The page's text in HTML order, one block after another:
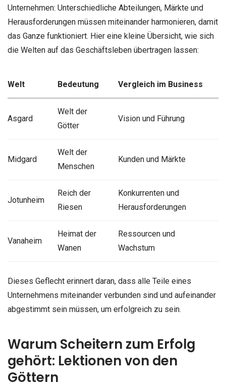
Unternehmen: Unterschiedliche Abteilungen, Märkte und
Herausforderungen müssen miteinander harmonieren, damit
das Ganze funktioniert. Hier eine kleine Übersicht, wie sich
die Welten auf das Geschäftsleben übertragen lassen:
Welt Bedeutung Vergleich im Business
Asgard
Welt der
Götter
Vision und Führung
Midgard
Welt der
Menschen
Kunden und Märkte
Jotunheim
Reich der
Riesen
Konkurrenten und
Herausforderungen
Vanaheim
Heimat der
Wanen
Ressourcen und
Wachstum
Dieses Geflecht erinnert daran, dass alle Teile eines
Unternehmens miteinander verbunden sind und aufeinander
abgestimmt sein müssen, um erfolgreich zu sein.
Warum Scheitern zum Erfolg
gehört: Lektionen von den
Göttern